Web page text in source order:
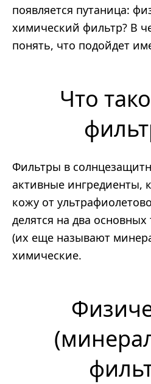
появляется путаница:
химический фильтр? В
понять, что подойдет
Что
Фильтры в
активные
кожу от
делятся на два
(их еще называют
химические.